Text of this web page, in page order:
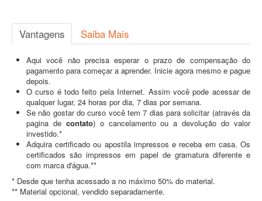
Vantagens Saiba Mais
Aqui você não precisa esperar o prazo de compensação do
pagamento para começar a aprender. Inicie agora mesmo e pague
depois.
O curso é todo feito pela Internet. Assim você pode acessar de
qualquer lugar, 24 horas por dia, 7 dias por semana.
Se não gostar do curso você tem 7 dias para solicitar (através da
pagina de contato) o cancelamento ou a devolução do valor
investido.*
Adquira certificado ou apostila impressos e receba em casa. Os
certificados são impressos em papel de gramatura diferente e
com marca d'água.**
* Desde que tenha acessado a no máximo 50% do material.
** Material opcional, vendido separadamente.